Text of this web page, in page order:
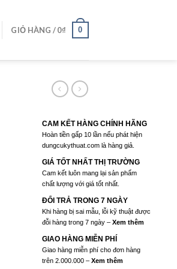
GIỎ HÀNG /0₫ 0
CAM KẾT HÀNG CHÍNH HÃNG
Hoàn tiền gấp 10 lần nếu phát hiện
dungcukythuat.com là hàng giả.
GIÁ TỐT NHẤT THỊ TRƯỜNG
Cam kết luôn mang lại sản phẩm
chất lượng với giá tốt nhất.
ĐỔI TRẢ TRONG 7 NGÀY
Khi hàng bị sai mẫu, lỗi kỹ thuật được
đỗi hàng trong 7 ngày – Xem thêm
GIAO HÀNG MIỄN PHÍ
Giao hàng miễn phí cho đơn hàng
trên 2.000.000 – Xem thêm